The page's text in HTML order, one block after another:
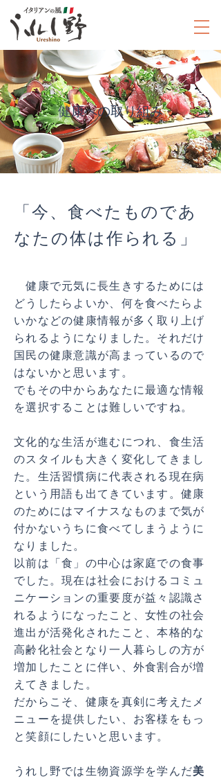
​健康への取り組み
「今、食べたものであ
なたの体は作られる」
健康で元気に長生きするためには
どうしたらよいか、何を食べたらよ
いかなどの健康情報が多く取り上げ
られるようになりました。それだけ
国民の健康意識が高まっているので
はないかと思います。
でもその中からあなたに最適な情報
を選択することは難しいですね。
文化的な生活が進むにつれ、食生活
のスタイルも大きく変化してきまし
た。生活習慣病に代表される現在病
という用語も出てきています。健康
のためにはマイナスなものまで気が
付かないうちに食べてしまうように
なりました。
以前は「食」の中心は家庭での食事
でした。現在は社会におけるコミュ
ニケーションの重要度が益々認識さ
れるようになったこと、女性の社会
進出が活発化されたこと、本格的な
高齢化社会となり一人暮らしの方が
増加したことに伴い、外食割合が増
えてきました。
だからこそ、健康を真剣に考えたメ
ニューを提供したい、お客様をもっ
と笑顔にしたいと思います。
うれし野では生物資源学を学んだ美